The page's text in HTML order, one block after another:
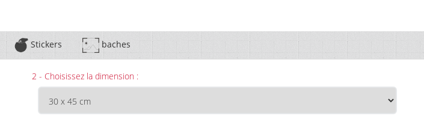
Stickers baches
2 - Choisissez la dimension :